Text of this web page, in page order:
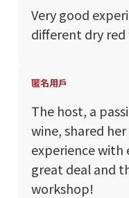
Very good
different dry red
匿名用戶
The host, a
wine, shared
experience with
great deal and
workshop!